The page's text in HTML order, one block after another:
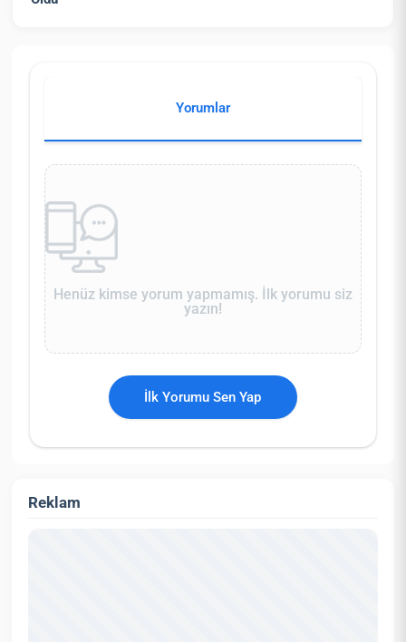
Yorumlar
Henüz kimse yorum yapmamış. İlk yorumu siz
yazın!
İlk Yorumu Sen Yap
Reklam